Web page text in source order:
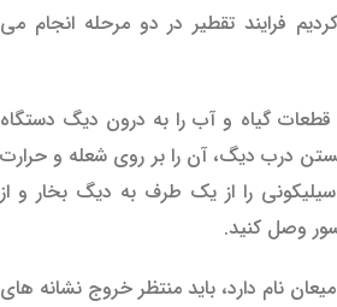
فرایند تقطیر در دو مرحله انجام می
قطعات گیاه و آب را به درون دیگ دستگاه
درب دیگ، آن را بر روی شعله و حرارت
را از یک طرف به دیگ بخار و از
وصل کنید.
نام دارد، باید منتظر خروج نشانه های